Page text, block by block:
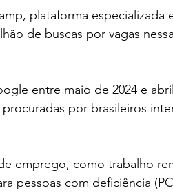
plataforma especializada
de buscas por vagas
entre maio de 2024 e
por brasileiros
emprego, como trabalho
pessoas com deficiência